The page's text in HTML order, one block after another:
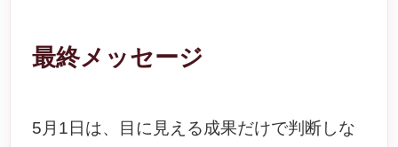
最終メッセージ
5月1日は、目に見える成果だけで判断しな